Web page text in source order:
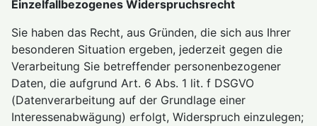
Einzelfallbezogenes Widerspruchsrecht
Sie haben das Recht, aus Gründen, die sich aus Ihrer
besonderen Situation ergeben, jederzeit gegen die
Verarbeitung Sie betreffender personenbezogener
Daten, die aufgrund Art. 6 Abs. 1 lit. f DSGVO
(Datenverarbeitung auf der Grundlage einer
Interessenabwägung) erfolgt, Widerspruch einzulegen;